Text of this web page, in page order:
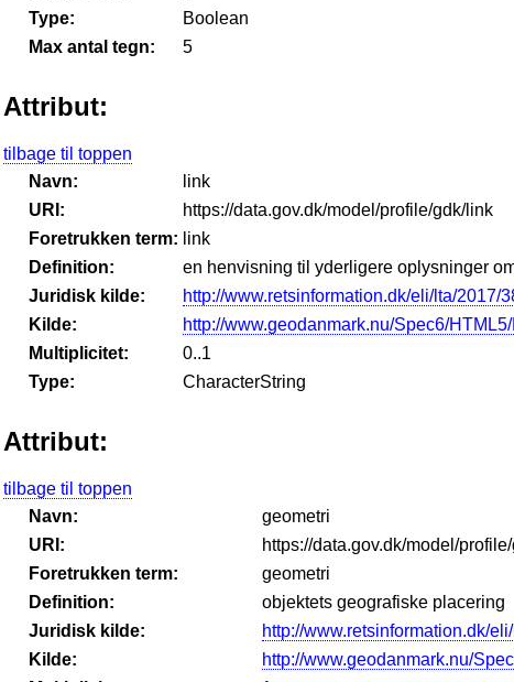
Type:
Boolean
Max antal tegn:
5
Attribut:
tilbage til toppen
Navn:
link
URI:
https://data.gov.dk/model/profile/gdk/link
Foretrukken term: link
Definition:
en henvisning til yderligere oplysninger
Juridisk kilde:
http://www.retsinformation.dk/eli/lta/2017/
Kilde:
http://www.geodanmark.nu/Spec6/
Multiplicitet:
0..1
Type:
CharacterString
Attribut:
tilbage til toppen
Navn:
geometri
URI:
https://data.gov.dk/model/
Foretrukken term:
geometri
Definition:
objektets geografiske placering
Juridisk kilde:
http://www.retsinformation.dk/
Kilde:
http://www.geodanmark.nu/